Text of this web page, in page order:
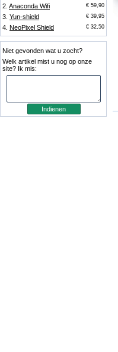
2. Anaconda Wifi € 59,90
3. Yun-shield € 39,95
4. NeoPixel Shield € 32,50
Niet gevonden wat u zocht?
Welk artikel mist u nog op onze
site? Ik mis: